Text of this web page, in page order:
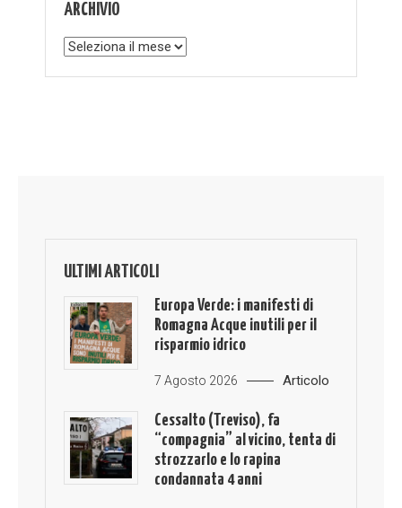
ARCHIVIO
Archivio
ULTIMI ARTICOLI
Europa Verde: i manifesti di
Romagna Acque inutili per il
risparmio idrico
7 Agosto 2026 Articolo
Cessalto (Treviso), fa
“compagnia” al vicino, tenta di
strozzarlo e lo rapina
condannata 4 anni